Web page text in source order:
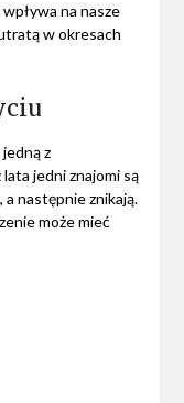
na nasze
w okresach
z
jedni znajomi są
a następnie znikają.
może mieć